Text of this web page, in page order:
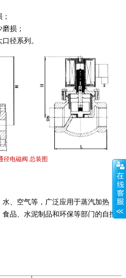
损；
径系列。
径电磁阀 总装图
、空气等，广泛应用于蒸汽加热
品、水泥制品和环保等部门的自控